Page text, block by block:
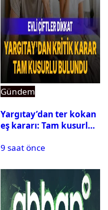
Gündem
Yargıtay’dan ter kokan
eş kararı: Tam kusurlu
9 saat önce